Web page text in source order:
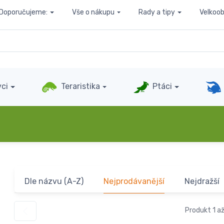
Vše o nákupu Rady a tipy
Teraristika Ptáci
Dle názvu (A-Z) Nejprodávanější Nejdražší
Produkt 1